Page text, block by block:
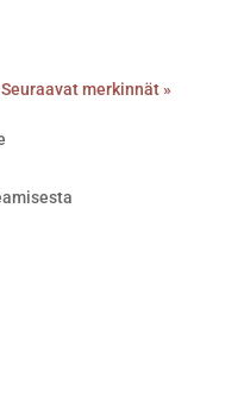
Seuraavat merkinnät »